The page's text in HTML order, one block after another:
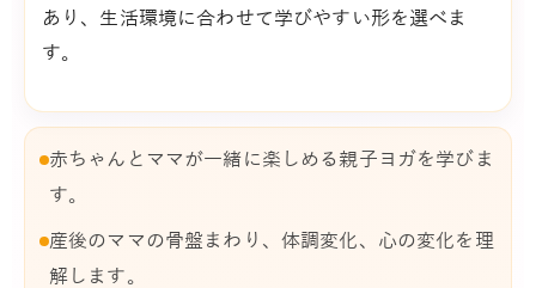
あり、生活環境に合わせて学びやすい形を選べま
す。
赤ちゃんとママが一緒に楽しめる親子ヨガを学びま
す。
産後のママの骨盤まわり、体調変化、心の変化を理
解します。